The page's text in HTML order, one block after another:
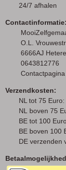
24/7 afhalen
Contactinformatie:
O.L.
6666AJ
0643812776
Contactpagina
Verzendkosten:
NL tot 75
NL boven 75
BE tot 100
BE boven 100
DE verzenden